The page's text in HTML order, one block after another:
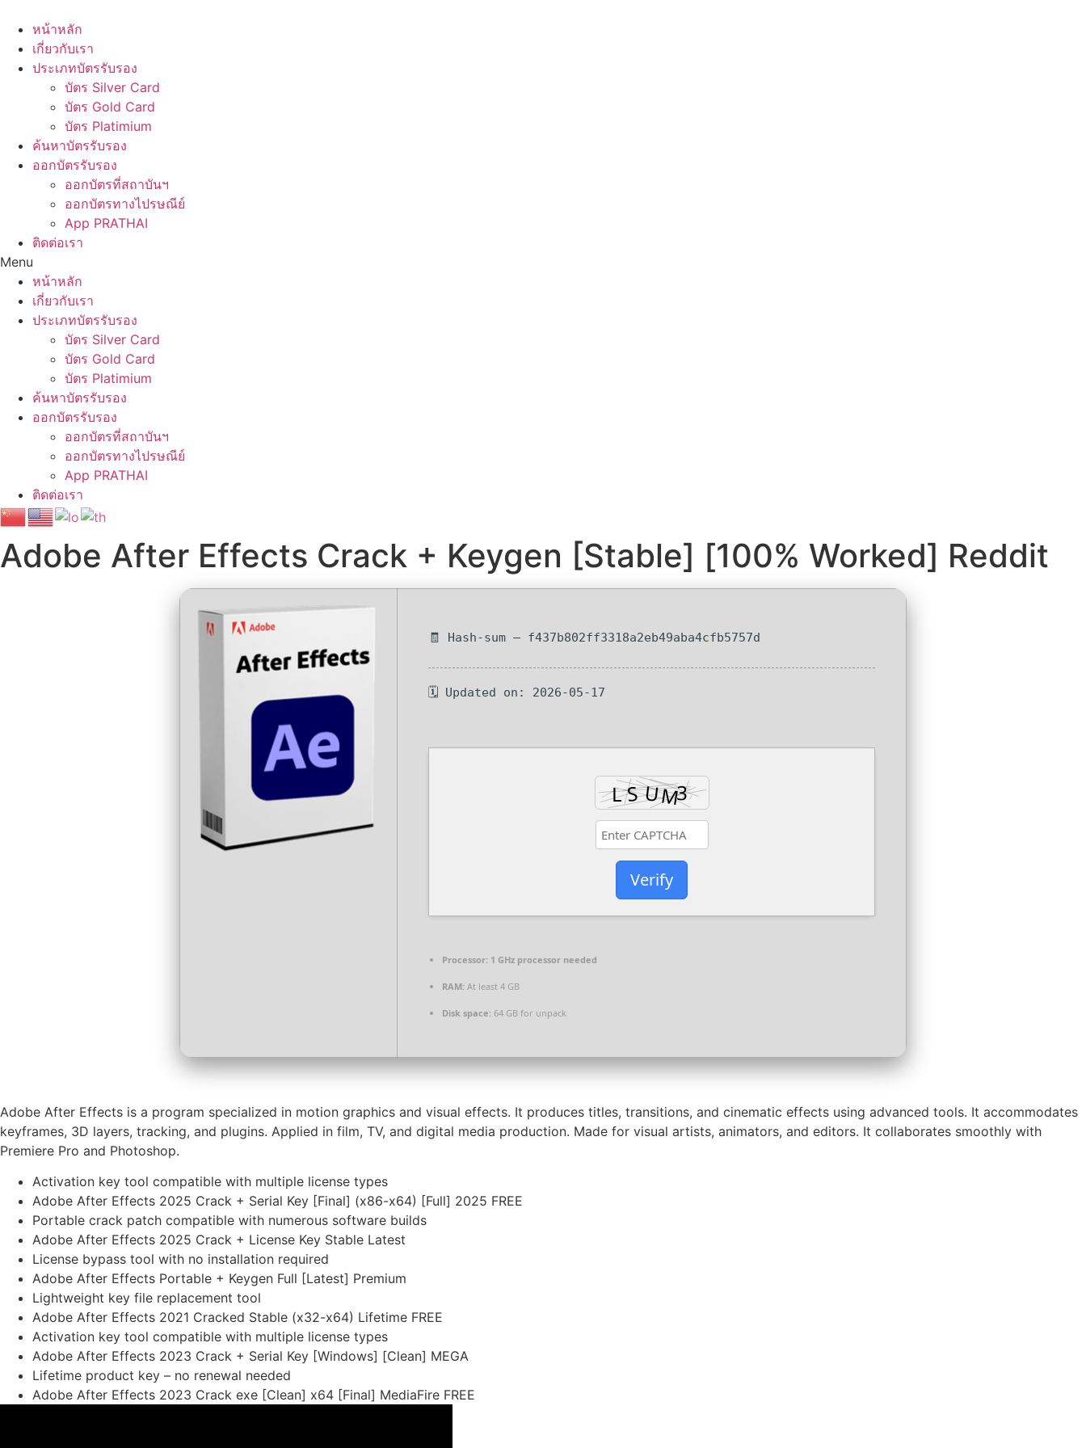
content
หน้าหลัก
เกี่ยวกับเรา
ประเภทบัตรรับรอง
บัตร Silver Card
บัตร Gold Card
บัตร Platimium
ค้นหาบัตรรับรอง
ออกบัตรรับรอง
ออกบัตรที่สถาบันฯ
ออกบัตรทางไปรษณีย์
App PRATHAI
ติดต่อเรา
Menu
หน้าหลัก
เกี่ยวกับเรา
ประเภทบัตรรับรอง
บัตร Silver Card
บัตร Gold Card
บัตร Platimium
ค้นหาบัตรรับรอง
ออกบัตรรับรอง
ออกบัตรที่สถาบันฯ
ออกบัตรทางไปรษณีย์
App PRATHAI
ติดต่อเรา
Adobe After Effects Crack + Keygen [Stable] [100% Worked] Reddit
🧾 Hash-sum — f437b802ff3318a2eb49aba4cfb5757d
🗓 Updated on: 2026-05-17
Verify
Processor: 1 GHz processor needed
RAM: At least 4 GB
Disk space: 64 GB for unpack
Adobe After Effects is a program specialized in motion graphics and visual effects. It produces titles, transitions, and cinematic effects using advanced tools. It accommodates
keyframes, 3D layers, tracking, and plugins. Applied in film, TV, and digital media production. Made for visual artists, animators, and editors. It collaborates smoothly with
Premiere Pro and Photoshop.
Activation key tool compatible with multiple license types
Adobe After Effects 2025 Crack + Serial Key [Final] (x86-x64) [Full] 2025 FREE
Portable crack patch compatible with numerous software builds
Adobe After Effects 2025 Crack + License Key Stable Latest
License bypass tool with no installation required
Adobe After Effects Portable + Keygen Full [Latest] Premium
Lightweight key file replacement tool
Adobe After Effects 2021 Cracked Stable (x32-x64) Lifetime FREE
Activation key tool compatible with multiple license types
Adobe After Effects 2023 Crack + Serial Key [Windows] [Clean] MEGA
Lifetime product key – no renewal needed
Adobe After Effects 2023 Crack exe [Clean] x64 [Final] MediaFire FREE